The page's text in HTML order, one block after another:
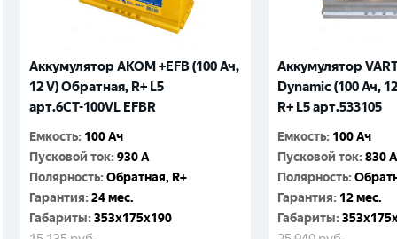
Аккумулятор AKOM +EFB (100 Ач,
12 V) Обратная, R+ L5
арт.6СТ-100VL EFBR
Емкость: 100 Ач
Пусковой ток:930 A
Полярность:Обратная, R+
Гарантия:24 мес.
Габариты:353x175x190
Аккумулятор
Dynamic (100 Ач,
R+ L5 арт.533105
Емкость: 100 Ач
Пусковой ток:830 A
Полярность:
Гарантия: 12 мес.
Габариты: